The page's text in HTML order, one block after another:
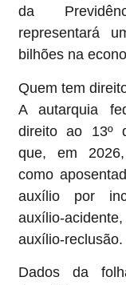
da
representará
bilhões na
Quem tem
A autarquia
direito ao 13º
que, em
como
auxílio por
auxílio-
auxílio-reclusão.
Dados da